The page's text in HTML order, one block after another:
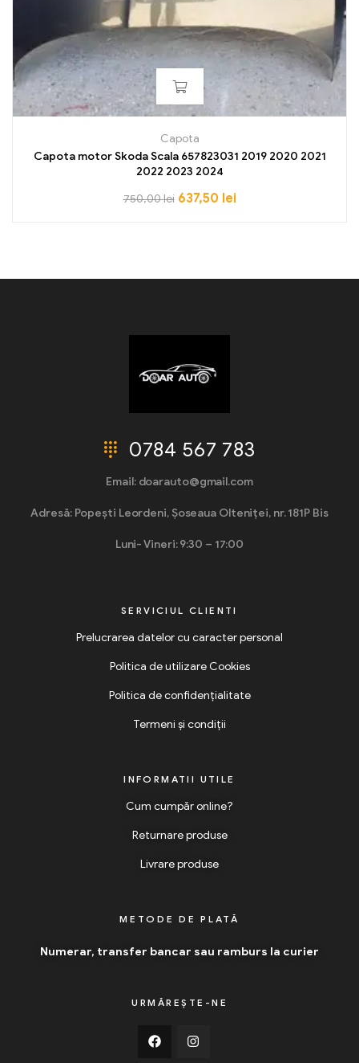
Capota
Capota motor Skoda Scala 657823031 2019 2020 2021
2022 2023 2024
750,00lei 637,50 lei
0784 567 783
Email: doarauto@gmail.com
Adresă: Popești Leordeni, Șoseaua Olteniței, nr. 181P Bis
Luni- Vineri: 9:30 – 17:00
SERVICIUL CLIENTI
Prelucrarea datelor cu caracter personal
Politica de utilizare Cookies
Politica de confidențialitate
Termeni și condiții
INFORMATII UTILE
Cum cumpăr online?
Returnare produse
Livrare produse
METODE DE PLATĂ
Numerar, transfer bancar sau ramburs la curier
URMĂREȘTE-NE